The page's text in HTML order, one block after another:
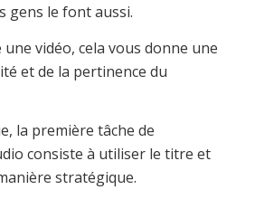
gens le font aussi.
vidéo, cela vous donne une
et de la pertinence du
la première tâche de
consiste à utiliser le titre et
stratégique.